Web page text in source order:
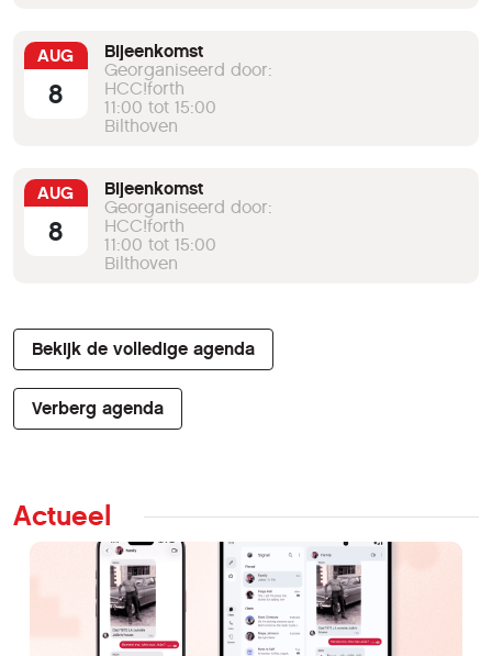
AUG
8
Bijeenkomst
Georganiseerd door:
HCC!forth
11:00 tot 15:00
Bilthoven
AUG
8
Bijeenkomst
Georganiseerd door:
HCC!forth
11:00 tot 15:00
Bilthoven
Bekijk de volledige agenda
Verberg agenda
Actueel